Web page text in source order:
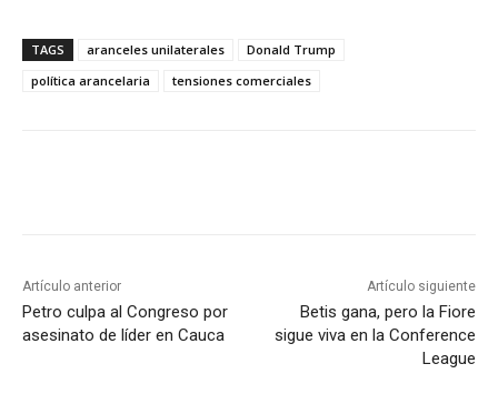
TAGS aranceles unilaterales
Donald Trump
política arancelaria
tensiones comerciales
Artículo anterior
Petro culpa al Congreso por
asesinato de líder en Cauca
Artículo siguiente
Betis gana, pero la Fiore
sigue viva en la Conference
League